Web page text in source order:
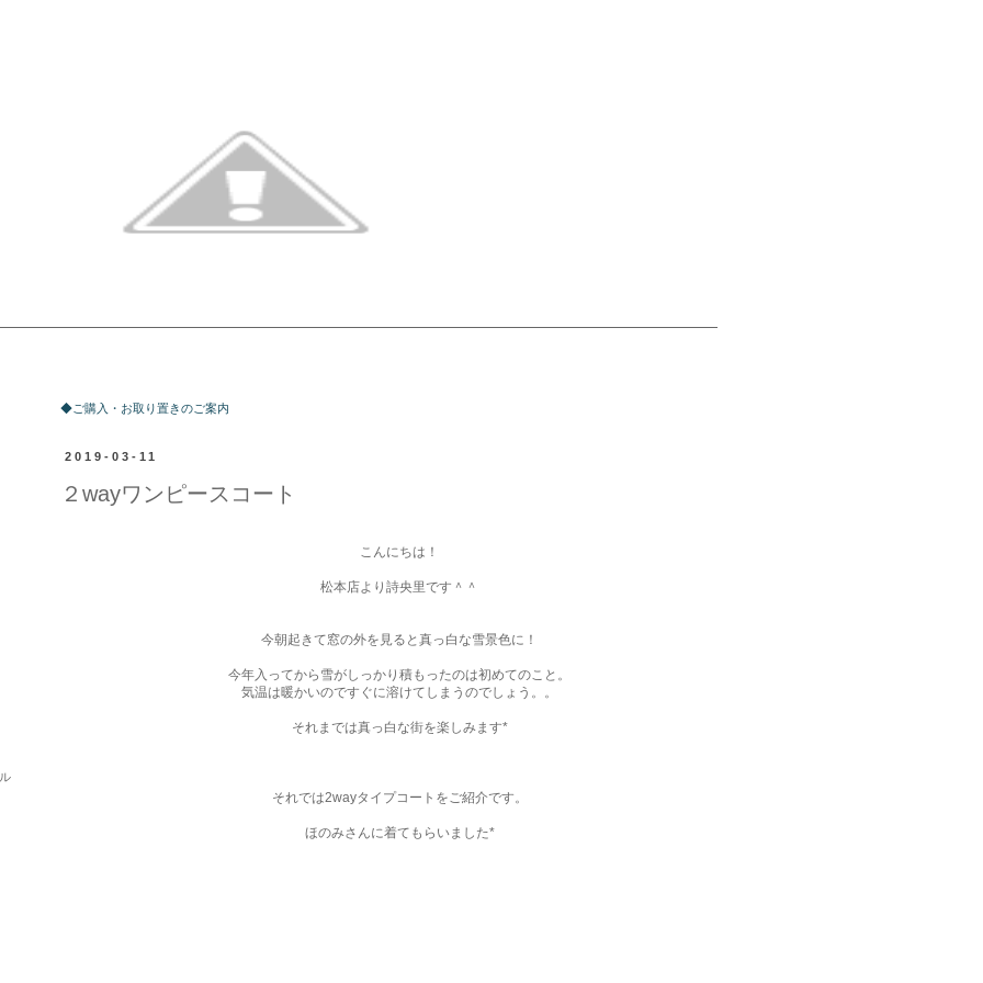
◆ご購入・お取り置きのご案内
2019-03-11
２wayワンピースコート
こんにちは！
松本店より詩央里です＾＾
今朝起きて窓の外を見ると真っ白な雪景色に！
今年入ってから雪がしっかり積もったのは初めてのこと。
気温は暖かいのですぐに溶けてしまうのでしょう。。
それまでは真っ白な街を楽しみます*
それでは2wayタイプコートをご紹介です。
ほのみさんに着てもらいました*